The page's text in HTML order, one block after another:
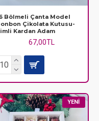
Bölmeli Çanta Model
Çikolata Kutusu-
Kardan Adam
67,00TL
YENI